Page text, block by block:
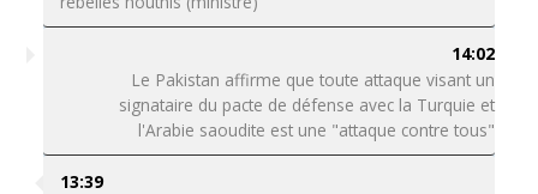
14:02
Le Pakistan affirme que toute attaque visant un
signataire du pacte de défense avec la Turquie et
l'Arabie saoudite est une "attaque contre tous"
13:39